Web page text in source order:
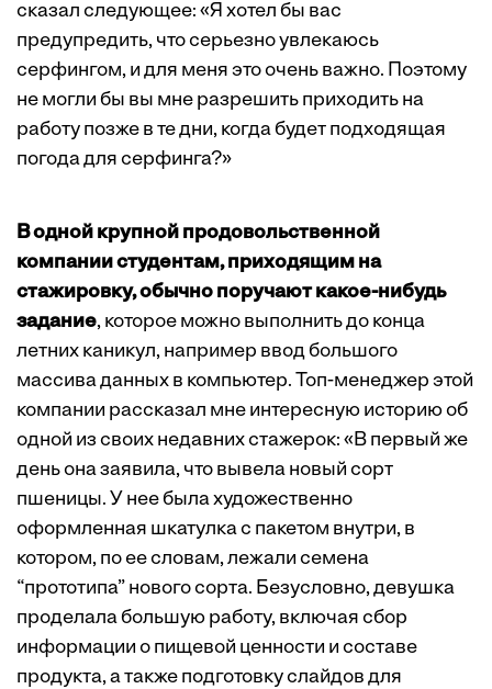
сказал следующее: «Я хотел бы вас
предупредить, что серьезно увлекаюсь
серфингом, и для меня это очень важно. Поэтому
не могли бы вы мне разрешить приходить на
работу позже в те дни, когда будет подходящая
погода для серфинга?»
В одной крупной продовольственной
компании студентам, приходящим на
стажировку, обычно поручают какое-нибудь
задание, которое можно выполнить до конца
летних каникул, например ввод большого
массива данных в компьютер. Топ-менеджер этой
компании рассказал мне интересную историю об
одной из своих недавних стажерок: «В первый же
день она заявила, что вывела новый сорт
пшеницы. У нее была художественно
оформленная шкатулка с пакетом внутри, в
котором, по ее словам, лежали семена
“прототипа” нового сорта. Безусловно, девушка
проделала большую работу, включая сбор
информации о пищевой ценности и составе
продукта, а также подготовку слайдов для